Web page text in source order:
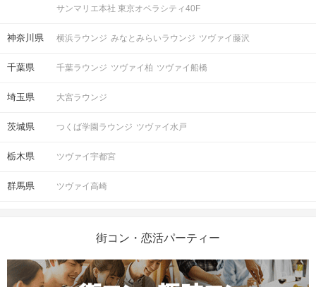
サンマリエ本社 東京オペラシティ40F
神奈川県 横浜ラウンジ みなとみらいラウンジ ツヴァイ藤沢
千葉県 千葉ラウンジ ツヴァイ柏 ツヴァイ船橋
埼玉県 大宮ラウンジ
茨城県 つくば学園ラウンジ ツヴァイ水戸
栃木県 ツヴァイ宇都宮
群馬県 ツヴァイ高崎
街コン・恋活パーティー